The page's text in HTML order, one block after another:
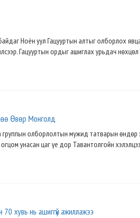
Ноён уул Гацууртын алтыг олборлох
Гацууртын ордыг ашиглах урьдач
Өвөр Монголд
группын олборлолтын мужид татварын өндөр
унасан цаг үе дор Тавантолгойн
хувь нь ашиггүй ажиллажээ